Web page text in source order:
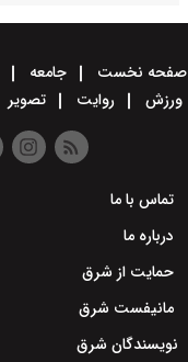
صفحه نخست جامعه
ورزش
روایت تصویر
تماس با ما
درباره ما
حمایت از شرق
مانیفست شرق
نویسندگان شرق